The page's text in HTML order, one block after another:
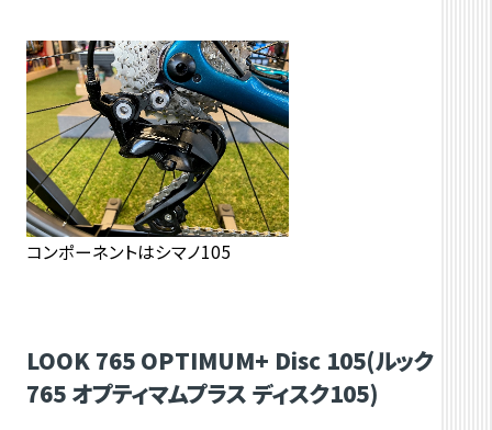
コンポーネントはシマノ105
LOOK 765 OPTIMUM+ Disc 105(ルック
765 オプティマムプラス ディスク105)